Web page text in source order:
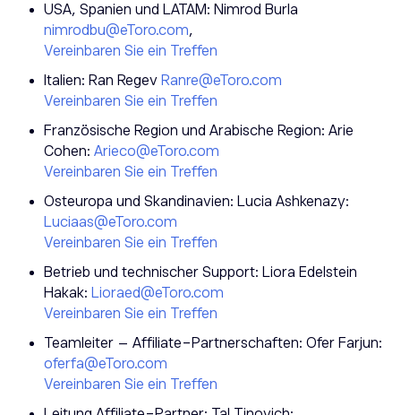
USA, Spanien und LATAM: Nimrod Burla
nimrodbu@etoro.com,
Vereinbaren Sie ein Treffen
Italien: Ran Regev Ranre@etoro.com
Vereinbaren Sie ein Treffen
Französische Region und Arabische Region: Arie
Cohen: Arieco@etoro.com
Vereinbaren Sie ein Treffen
Osteuropa und Skandinavien: Lucia Ashkenazy:
Luciaas@etoro.com
Vereinbaren Sie ein Treffen
Betrieb und technischer Support: Liora Edelstein
Hakak: Lioraed@etoro.com
Vereinbaren Sie ein Treffen
Teamleiter – Affiliate-Partnerschaften: Ofer Farjun:
oferfa@etoro.com
Vereinbaren Sie ein Treffen